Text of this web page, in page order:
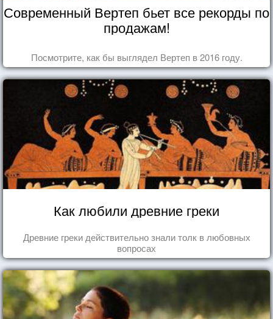
Современный Вертеп бьет все рекорды по
продажам!
Посмотрите, как бы выглядел Вертеп в 2016 году.
Как любили древние греки
Древние греки действительно знали толк в любовных
вопросах